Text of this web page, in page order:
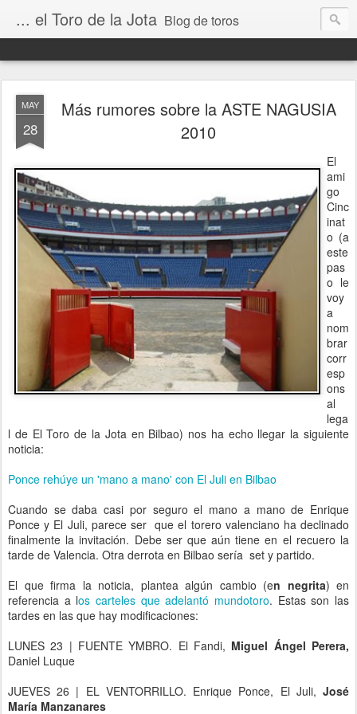
... el Toro de la Jota Blog de toros
MAY
28
Más rumores sobre la ASTE NAGUSIA
2010
El
ami
go
Cinc
inat
o (a
este
pas
o le
voy
a
nom
brar
corr
esp
ons
al
lega
l de El Toro de la Jota en Bilbao) nos ha echo llegar la siguiente
noticia:
Ponce rehúye un 'mano a mano' con El Juli en Bilbao
Cuando se daba casi por seguro el mano a mano de Enrique
Ponce y El Juli, parece ser que el torero valenciano ha declinado
finalmente la invitación. Debe ser que aún tiene en el recuero la
tarde de Valencia. Otra derrota en Bilbao sería set y partido.
El que firma la noticia, plantea algún cambio (en negrita) en
referencia a los carteles que adelantó mundotoro. Estas son las
tardes en las que hay modificaciones:
LUNES 23 | FUENTE YMBRO. El Fandi, Miguel Ángel Perera,
Daniel Luque
JUEVES 26 | EL VENTORRILLO. Enrique Ponce, El Juli, José
María Manzanares